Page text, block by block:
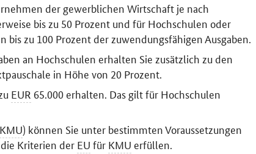
der gewerblichen Wirtschaft je nach
bis zu 50 Prozent und für Hochschulen oder
zu 100 Prozent der zuwendungsfähigen Ausgaben.
an Hochschulen erhalten Sie zusätzlich zu den
in Höhe von 20 Prozent.
EUR 65.000 erhalten. Das gilt für Hochschulen
KMU) können Sie unter bestimmten Voraussetzungen
Kriterien der EU für KMU erfüllen.